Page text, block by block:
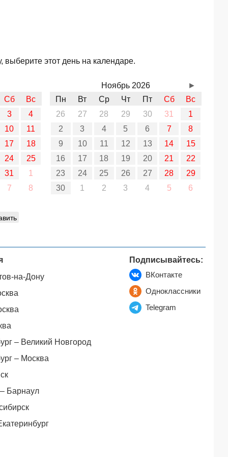
этот день на календаре.
Сб
Вс
3
4
10
11
17
18
24
25
31
1
7
8
Ноябрь 2026
Пн
Вт Ср Чт Пт Сб
Вс
26
27 28 29 30 31
1
2
3 4 5 6 7
8
9
10 11 12 13 14
15
16
17 18 19 20 21
22
23
24 25 26 27 28
29
30
1 2 3 4 5 6
►
на-Дону
– Великий Новгород
– Москва
Барнаул
Подписывайтесь:
ВКонтакте
Одноклассники
Telegram